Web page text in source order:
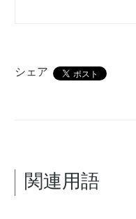
シェア
関連用語